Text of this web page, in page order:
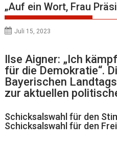
„Auf ein Wort, Frau
Juli 15, 2023
Ilse Aigner: „Ich
für die Demokratie“.
Bayerischen
zur aktuellen
Schicksalswahl für den
Schicksalswahl für den